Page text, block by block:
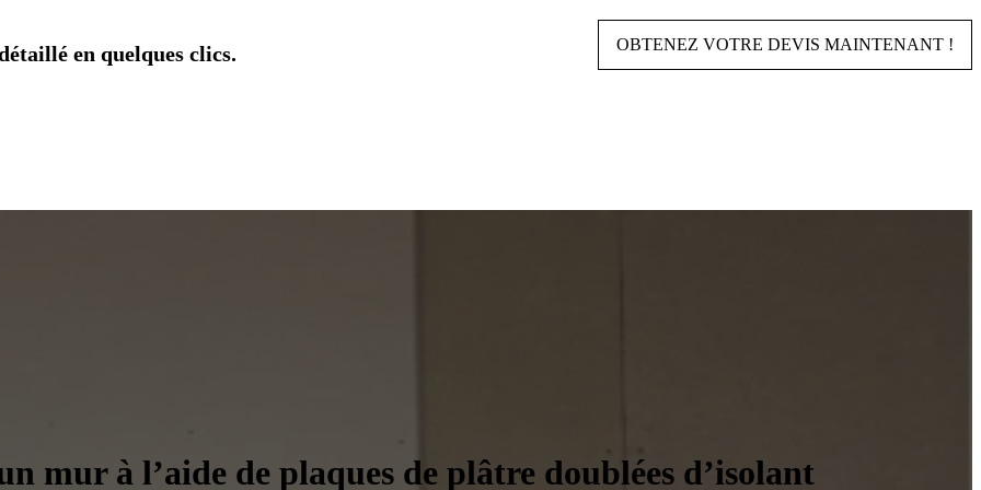
en quelques clics. OBTENEZ VOTRE DEVIS MAINTENANT !
mur à l’aide de plaques de plâtre doublées d’isolant